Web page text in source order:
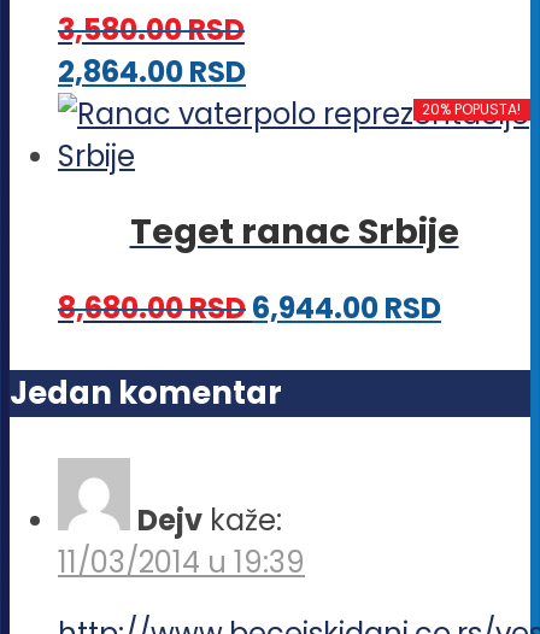
mogu
biti
izabrane
stranici
proizvoda.
3,580.00RSD
2,864.00RSDOvaj
proizvod
varijanti.
mogu
biti
izabrane
proizvoda.
20% POPUSTA!
Teget ranac Srbije
8,680.00RSD6,944.00RSD
Jedan komentar
Dejv kaže:
11/03/2014 u 19:39